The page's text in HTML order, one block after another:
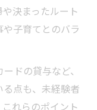
決まったルート
子育てとのバラ
ドの貸与など、
点も、未経験者
れらのポイント